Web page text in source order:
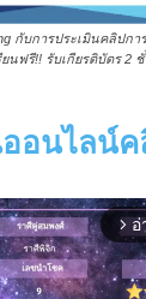
กับการประเมินคลิปก
ยนฟรี!! รับเกียรติบัตร 2
ออนไลน์
arrow_forward_ios อ่